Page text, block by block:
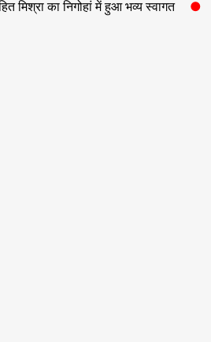
का निगोहां में हुआ भव्य स्वागत ●सड़क